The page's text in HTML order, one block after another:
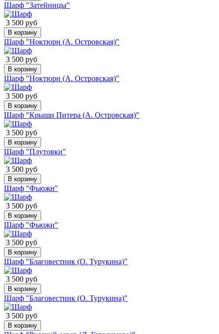
Шарф "Затейницы"
3 500 руб
В корзину
Шарф "Ноктюрн (А. Островская)"
3 500 руб
В корзину
Шарф "Ноктюрн (А. Островская)"
3 500 руб
В корзину
Шарф "Крыши Питера (А. Островская)"
3 500 руб
В корзину
Шарф "Плутовки"
3 500 руб
В корзину
Шарф "Фьюжн"
3 500 руб
В корзину
Шарф "Фьюжн"
3 500 руб
В корзину
Шарф "Благовестник (О. Турукина)"
3 500 руб
В корзину
Шарф "Благовестник (О. Турукина)"
3 500 руб
В корзину